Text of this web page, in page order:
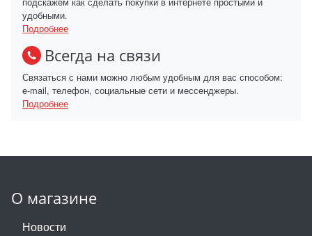
удобными.
Подробнее
Всегда на связи
Связаться с нами можно любым удобным для вас способом:
e-mail, телефон, социальные сети и мессенджеры.
Подробнее
О магазине
Новости